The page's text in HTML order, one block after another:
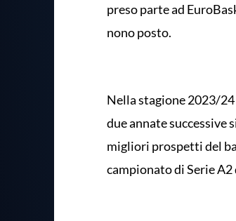
preso parte ad
nono posto.
Nella stagione 2023/
due annate successive
migliori prospetti del
campionato di Serie